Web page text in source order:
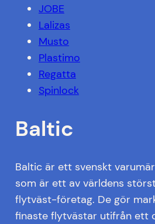
JOBE
Lalizas
Musto
Plastimo
Regatta
Spinlock
Baltic
Baltic är ett svenskt
som är ett av världens
flytväst-företag. De gör
finaste flytvästar utifrån ett